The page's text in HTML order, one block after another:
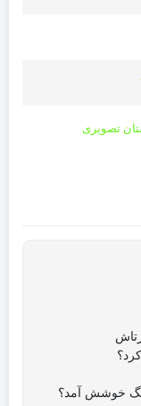
تصویری